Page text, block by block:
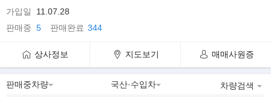
가입일
11.07.28
판매중 5 판매완료 344
상사정보 지도보기 매매사원증
차량검색